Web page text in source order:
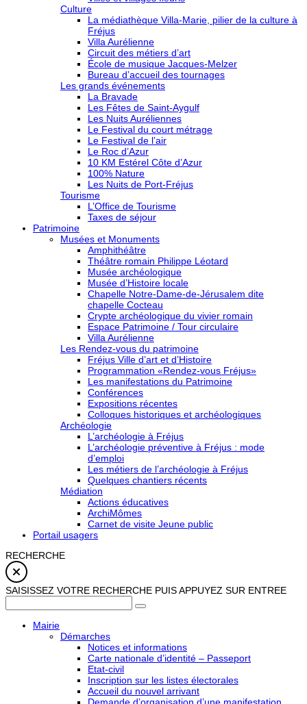
Culture
La médiathèque Villa-Marie, pilier de la culture à
Fréjus
Villa Aurélienne
Circuit des métiers d’art
École de musique Jacques-Melzer
Bureau d’accueil des tournages
Les grands événements
La Bravade
Les Fêtes de Saint-Aygulf
Les Nuits Auréliennes
Le Festival du court métrage
Le Festival de l’air
Le Roc d’Azur
10 KM Estérel Côte d’Azur
100% Nature
Les Nuits de Port-Fréjus
Tourisme
L’Office de Tourisme
Taxes de séjour
Patrimoine
Musées et Monuments
Amphithéâtre
Théâtre romain Philippe Léotard
Musée archéologique
Musée d’Histoire locale
Chapelle Notre-Dame-de-Jérusalem dite
chapelle Cocteau
Crypte archéologique du vivier romain
Espace Patrimoine / Tour circulaire
Villa Aurélienne
Les Rendez-vous du patrimoine
Fréjus Ville d’art et d’Histoire
Programmation «Rendez-vous Fréjus»
Les manifestations du Patrimoine
Conférences
Expositions récentes
Colloques historiques et archéologiques
Archéologie
L’archéologie à Fréjus
L’archéologie préventive à Fréjus : mode
d’emploi
Les métiers de l’archéologie à Fréjus
Quelques chantiers récents
Médiation
Actions éducatives
ArchiMômes
Carnet de visite Jeune public
Portail usagers
RECHERCHE
SAISISSEZ VOTRE RECHERCHE PUIS APPUYEZ SUR ENTREE
Mairie
Démarches
Notices et informations
Carte nationale d’identité – Passeport
Etat-civil
Inscription sur les listes électorales
Accueil du nouvel arrivant